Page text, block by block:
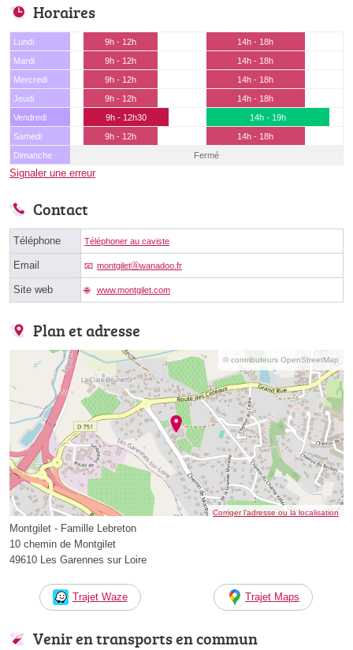
Horaires
Lundi 9h - 12h
14h - 18h
Mardi
9h - 12h
14h - 18h
Mercredi
9h - 12h
14h - 18h
Jeudi
9h - 12h
14h - 18h
Vendredi
9h - 12h30
14h - 19h
Samedi
9h - 12h
14h - 18h
Dimanche
Fermé
Signaler une erreur
Contact
Téléphone Téléphoner au caviste
Email montgiletⓐwanadoo.fr
Site web www.montgilet.com
Plan et adresse
© contributeurs OpenStreetMap
Corriger l’adresse ou la localisation
Montgilet - Famille Lebreton
10 chemin de Montgilet
49610 Les Garennes sur Loire
Trajet Waze Trajet Maps
Venir en transports en commun